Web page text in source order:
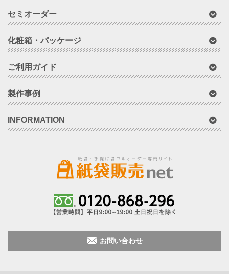
セミオーダー
化粧箱・パッケージ
ご利用ガイド
製作事例
INFORMATION
お問い合わせ